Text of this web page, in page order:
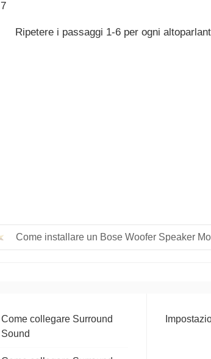
7
Ripetere i passaggi 1-6 per ogni
Come installare un Bose Woofer Speaker
Come collegare Surround
Sound